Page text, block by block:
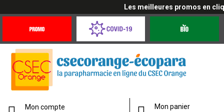
Les meilleures promos en
Offres
Coronavirus
Mon compte
Mon panier